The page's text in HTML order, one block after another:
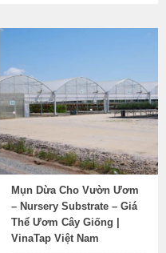
Mụn Dừa Cho Vườn Ươm
– Nursery Substrate – Giá
Thể Ươm Cây Giống |
VinaTap Việt Nam